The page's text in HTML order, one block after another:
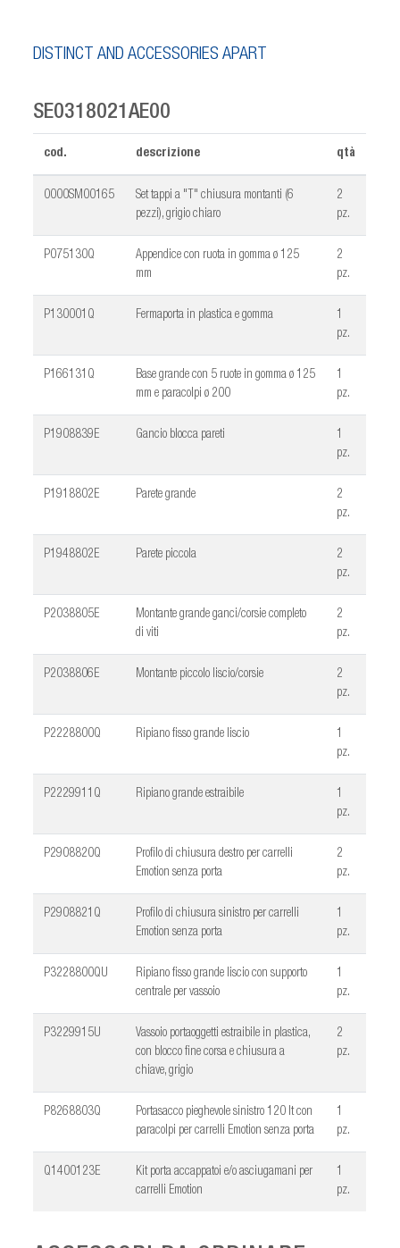
DISTINCT AND ACCESSORIES APART
SE0318021AE00
cod. descrizione qtà
0000SM00165
Set tappi a "T" chiusura montanti (6
pezzi), grigio chiaro
2
pz.
P075130Q
Appendice con ruota in gomma ø 125
mm
2
pz.
P130001Q Fermaporta in plastica e gomma
1
pz.
P166131Q
Base grande con 5 ruote in gomma ø 125
mm e paracolpi ø 200
1
pz.
P1908839E Gancio blocca pareti
1
pz.
P1918802E Parete grande
2
pz.
P1948802E Parete piccola
2
pz.
P2038805E
Montante grande ganci/corsie completo
di viti
2
pz.
P2038806E Montante piccolo liscio/corsie
2
pz.
P2228800Q Ripiano fisso grande liscio
1
pz.
P2229911Q Ripiano grande estraibile
1
pz.
P2908820Q
Profilo di chiusura destro per carrelli
Emotion senza porta
2
pz.
P2908821Q
Profilo di chiusura sinistro per carrelli
Emotion senza porta
1
pz.
P3228800QU
Ripiano fisso grande liscio con supporto
centrale per vassoio
1
pz.
P3229915U
Vassoio portaoggetti estraibile in plastica,
con blocco fine corsa e chiusura a
chiave, grigio
2
pz.
P8268803Q
Portasacco pieghevole sinistro 120 lt con
paracolpi per carrelli Emotion senza porta
1
pz.
Q1400123E
Kit porta accappatoi e/o asciugamani per
carrelli Emotion
1
pz.